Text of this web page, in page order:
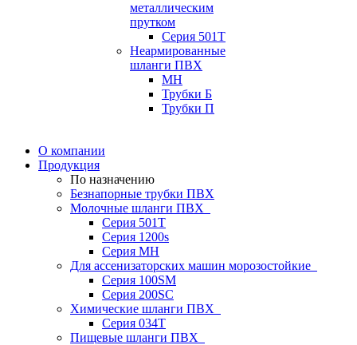
металлическим
прутком
Серия 501T
Неармированные
шланги ПВХ
МН
Трубки Б
Трубки П
О компании
Продукция
По назначению
Безнапорные трубки ПВХ
Молочные шланги ПВХ
Серия 501T
Серия 1200s
Серия МН
Для ассенизаторских машин морозостойкие
Серия 100SM
Серия 200SС
Химические шланги ПВХ
Серия 034Т
Пищевые шланги ПВХ